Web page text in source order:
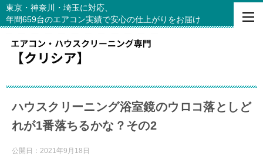
東京・神奈川・埼玉に対応、
年間659台のエアコン実績で安心の仕上がりをお届け
ハウスクリーニング浴室鏡のウロコ落としど
れが1番落ちるかな？その2
公開日： 2021年9月18日